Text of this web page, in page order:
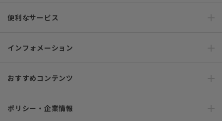
便利なサービス
インフォメーション
おすすめコンテンツ
ポリシー・企業情報